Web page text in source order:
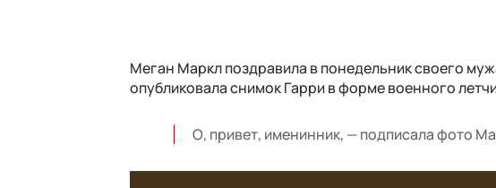
Меган Маркл поздравила в понедельник своего
опубликовала снимок Гарри в форме военного
О, привет, именинник, — подписала фото